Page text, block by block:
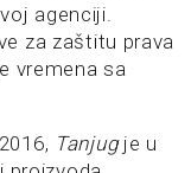
agenciji.
za zaštitu prava
vremena sa
Tanjug je u